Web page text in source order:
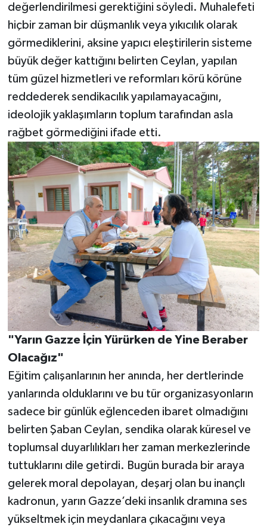
değerlendirilmesi gerektiğini söyledi. Muhalefeti
hiçbir zaman bir düşmanlık veya yıkıcılık olarak
görmediklerini, aksine yapıcı eleştirilerin sisteme
büyük değer kattığını belirten Ceylan, yapılan
tüm güzel hizmetleri ve reformları körü körüne
reddederek sendikacılık yapılamayacağını,
ideolojik yaklaşımların toplum tarafından asla
rağbet görmediğini ifade etti.
"Yarın Gazze İçin Yürürken de Yine Beraber
Olacağız"
Eğitim çalışanlarının her anında, her dertlerinde
yanlarında olduklarını ve bu tür organizasyonların
sadece bir günlük eğlenceden ibaret olmadığını
belirten Şaban Ceylan, sendika olarak küresel ve
toplumsal duyarlılıkları her zaman merkezlerinde
tuttuklarını dile getirdi. Bugün burada bir araya
gelerek moral depolayan, deşarj olan bu inançlı
kadronun, yarın Gazze’deki insanlık dramına ses
yükseltmek için meydanlara çıkacağını veya